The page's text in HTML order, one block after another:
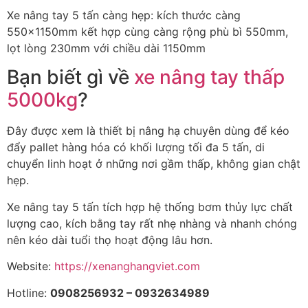
Xe nâng tay 5 tấn càng hẹp: kích thước càng
550x1150mm kết hợp cùng càng rộng phù bì 550mm,
lọt lòng 230mm với chiều dài 1150mm
Bạn biết gì về xe nâng tay thấp
5000kg?
Đây được xem là thiết bị nâng hạ chuyên dùng để kéo
đẩy pallet hàng hóa có khối lượng tối đa 5 tấn, di
chuyển linh hoạt ở những nơi gầm thấp, không gian chật
hẹp.
Xe nâng tay 5 tấn tích hợp hệ thống bơm thủy lực chất
lượng cao, kích bằng tay rất nhẹ nhàng và nhanh chóng
nên kéo dài tuổi thọ hoạt động lâu hơn.
Website: https://xenanghangviet.com
Hotline: 0908256932 – 0932634989